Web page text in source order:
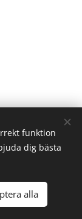
funktion
dig bästa
alla